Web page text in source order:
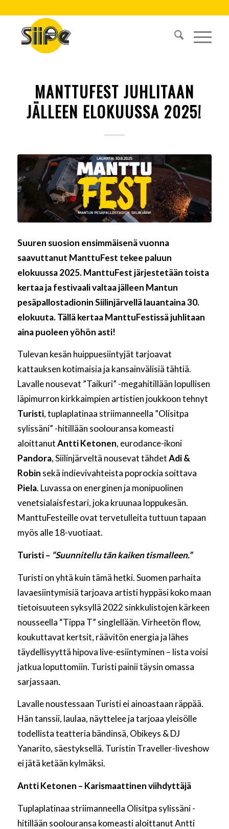
MANTTUFEST JUHLITAAN
JÄLLEEN ELOKUUSSA 2025!
Suuren suosion ensimmäisenä vuonna
saavuttanut ManttuFest tekee paluun
elokuussa 2025. ManttuFest järjestetään toista
kertaa ja festivaali valtaa jälleen Mantun
pesäpallostadionin Siilinjärvellä lauantaina 30.
elokuuta. Tällä kertaa ManttuFestissä juhlitaan
aina puoleen yöhön asti!
Tulevan kesän huippuesiintyjät tarjoavat
kattauksen kotimaisia ja kansainvälisiä tähtiä.
Lavalle nousevat ”Taikuri” -megahitillään lopullisen
läpimurron kirkkaimpien artistien joukkoon tehnyt
Turisti, tuplaplatinaa striimanneella ”Olisitpa
sylissäni” -hitillään soolouransa komeasti
aloittanutAntti Ketonen, eurodance-ikoni
Pandora, Siilinjärveltä nousevat tähdetAdi &
Robin sekä indievivahteista poprockia soittava
Piela. Luvassa on energinen ja monipuolinen
venetsialaisfestari, joka kruunaa loppukesän.
ManttuFesteille ovat tervetulleita tuttuun tapaan
myös alle 18-vuotiaat.
Turisti – “Suunnitellu tän kaiken tismalleen.”
Turisti on yhtä kuin tämä hetki. Suomen parhaita
lavaesiintymisiä tarjoava artisti hyppäsi koko maan
tietoisuuteen syksyllä 2022 sinkkulistojen kärkeen
nousseella “Tippa T” singlellään. Virheetön flow,
koukuttavat kertsit, räävitön energia ja lähes
täydellisyyttä hipova live-esiintyminen – lista voisi
jatkua loputtomiin. Turisti painii täysin omassa
sarjassaan.
Lavalle noustessaan Turisti ei ainoastaan räppää.
Hän tanssii, laulaa, näyttelee ja tarjoaa yleisölle
todellista teatteria bändinsä, Obikeys & DJ
Yanarito, säestyksellä. Turistin Traveller-liveshow
ei jätä ketään kylmäksi.
Antti Ketonen – Karismaattinen viihdyttäjä
Tuplaplatinaa striimanneella Olisitpa sylissäni -
hitillään soolouransa komeasti aloittanut Antti